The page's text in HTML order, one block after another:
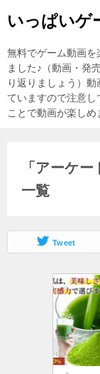
いっぱいゲ
無料でゲーム動画
ました♪（動画・発
り返りましょう）
ていますので注意
ことで動画が楽しめ
「アーケ
一覧
Tweet